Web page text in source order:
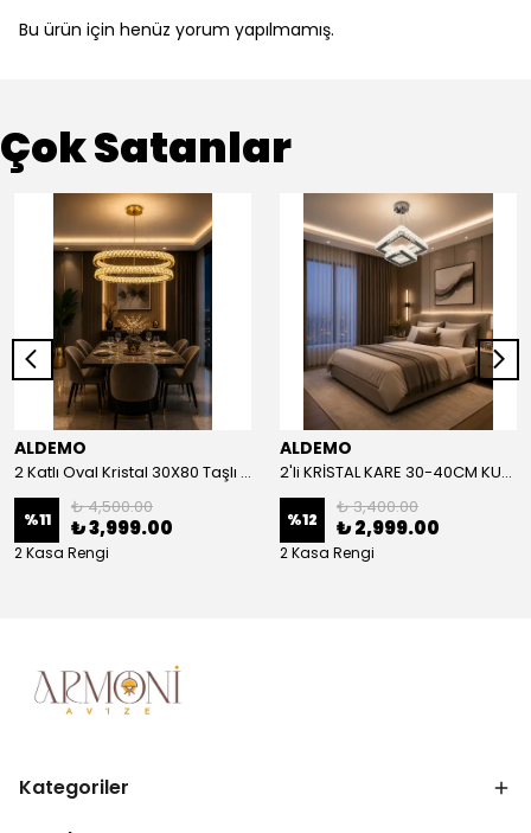
Bu ürün için henüz yorum yapılmamış.
Çok Satanlar
ALDEMO
2 Katlı Oval Kristal 30X80 Taşlı KUMANDALI Led Avize
%11
₺ 4,500.00
₺ 3,999.00
2 Kasa Rengi
ALDEMO
2'li KRİSTAL KARE 30-40CM KUMANDALI LED AVİZE
%12
₺ 3,400.00
₺ 2,999.00
2 Kasa Rengi
Kategoriler